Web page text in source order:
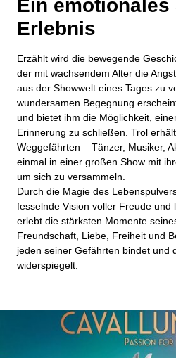
Ein emotionales
Erlebnis
Erzählt wird die bewegende
der mit wachsendem Alter die
aus der Showwelt eines Tages zu
wundersamen Begegnung
und bietet ihm die Möglichkeit,
Erinnerung zu schließen. Trol
Weggefährten – Tänzer, Musiker,
einmal in einer großen Show mit
um sich zu versammeln.
Durch die Magie des
fesselnde Vision voller Freude und
erlebt die stärksten Momente
Freundschaft, Liebe, Freiheit und
jeden seiner Gefährten bindet und
widerspiegelt.